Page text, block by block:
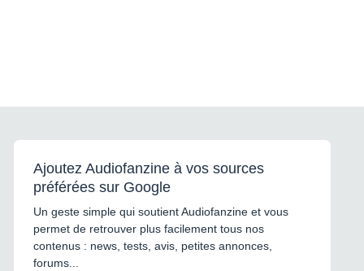
Ajoutez Audiofanzine à vos sources
préférées sur Google
Un geste simple qui soutient Audiofanzine et vous
permet de retrouver plus facilement tous nos
contenus : news, tests, avis, petites annonces,
forums...